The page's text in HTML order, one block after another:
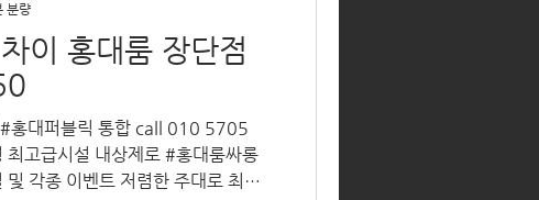
이 홍대룸 장단점
홍대퍼블릭 통합 call 010 5705
고급시설 내상제로 #홍대룸싸롱
분량